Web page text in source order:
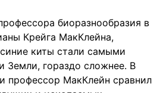
биоразнообразия в
Крейга МакКлейна,
киты стали самыми
Земли, гораздо сложнее. В
профессор МакКлейн сравнил